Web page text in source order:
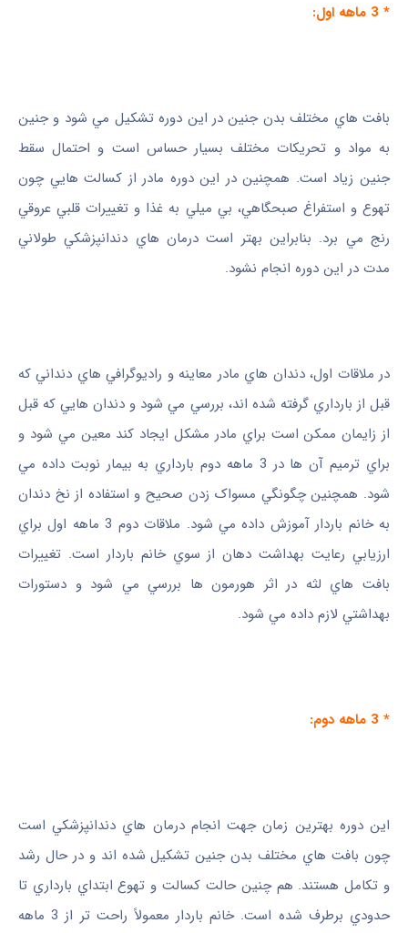
* 3 ماهه اول:
بافت ‌هاي مختلف بدن جنين در اين دوره تشکيل مي‌ شود و جنين
به مواد و تحريکات مختلف بسيار حساس است و احتمال سقط
جنين زياد است. همچنين در اين دوره مادر از کسالت‌ هايي چون
تهوع و استفراغ صبحگاهي، بي‌ ميلي به غذا و تغييرات قلبي عروقي
رنج‌ مي ‌برد. بنابراين بهتر است درمان ‌هاي دندانپزشکي طولاني
مدت در اين دوره انجام نشود.
در ملاقات اول، دندان ‌هاي مادر معاينه و راديوگرافي ‌هاي دنداني که
قبل از بارداري گرفته شده ‌اند، بررسي مي ‌شود و دندان‌ هايي که قبل
از زايمان ممکن است براي مادر مشکل ايجاد کند معين مي ‌شود و
براي ترميم آن ها در 3 ماهه دوم بارداري به بيمار نوبت داده مي
‌شود. همچنين چگونگي مسواک زدن صحيح و استفاده از نخ دندان
به خانم باردار آموزش داده مي ‌شود. ملاقات دوم 3 ماهه اول براي
ارزيابي رعايت بهداشت دهان از سوي خانم باردار است. تغييرات
بافت ‌هاي لثه در اثر هورمون‌ ها بررسي مي ‌شود و دستورات
بهداشتي لازم داده مي ‌شود.
* 3 ماهه دوم:
اين دوره بهترين زمان جهت انجام درمان‌ هاي دندانپزشکي است
چون بافت‌ هاي مختلف بدن جنين تشکيل شده ‌اند و در حال رشد
و تکامل هستند. هم چنين حالت کسالت و تهوع ابتداي بارداري تا
حدودي برطرف شده است. خانم باردار معمولاً راحت تر از 3 ماهه